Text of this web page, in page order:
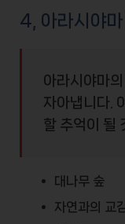
4, 아라시야
아라시야마
자아냅니다.
할 추억이 될
대나무 숲
자연과의 교